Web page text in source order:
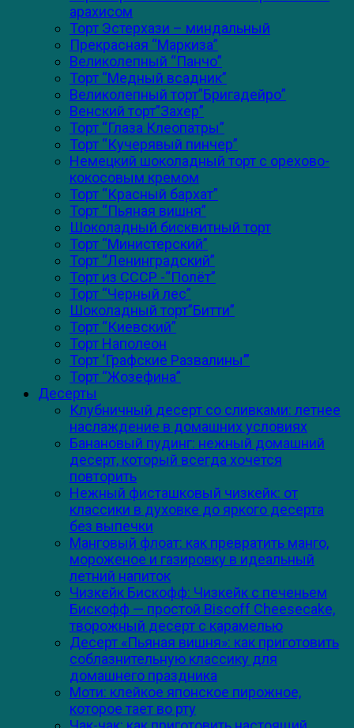
арахисом
Торт Эстерхази – миндальный
Прекрасная “Маркиза”
Великолепный “Панчо”
Торт “Медный всадник”
Великолепный торт”Бригадейро”
Венский торт”Захер”
Торт “Глаза Клеопатры”
Торт “Кучерявый пинчер”
Немецкий шоколадный торт с орехово-
кокосовым кремом
Торт “Красный бархат”
Торт “Пьяная вишня”
Шоколадный бисквитный торт
Торт “Министерский”
Торт “Ленинградский”
Торт из СССР -“Полёт”
Торт “Черный лес”
Шоколадный торт”Битти”
Торт “Киевский”
Торт Наполеон
Торт ‘Графские Развалины’”
Торт “Жозефина”
Десерты
Клубничный десерт со сливками: летнее
наслаждение в домашних условиях
Банановый пудинг: нежный домашний
десерт, который всегда хочется
повторить
Нежный фисташковый чизкейк: от
классики в духовке до яркого десерта
без выпечки
Манговый флоат: как превратить манго,
мороженое и газировку в идеальный
летний напиток
Чизкейк Бискофф: Чизкейк с печеньем
Бискофф — простой Biscoff Cheesecake,
творожный десерт с карамелью
Десерт «Пьяная вишня»: как приготовить
соблазнительную классику для
домашнего праздника
Моти: клейкое японское пирожное,
которое тает во рту